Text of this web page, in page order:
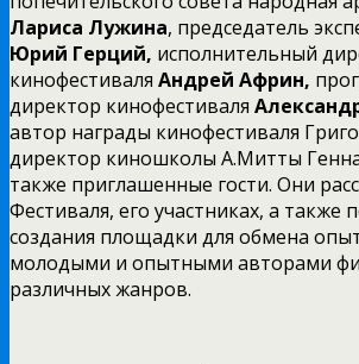
Лариса Лужина, председатель
Юрий Герций, исполнительный
кинофестиваля Андрей Африн,
директор кинофестиваля
автор награды кинофестиваля
директор киношколы А.Митты
также приглашенные гости. Они
Фестиваля, его участниках, а также
создания площадки для обмена
молодыми и опытными авторами
различных жанров.